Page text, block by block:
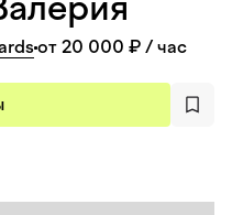
от 20 000 ₽/ час